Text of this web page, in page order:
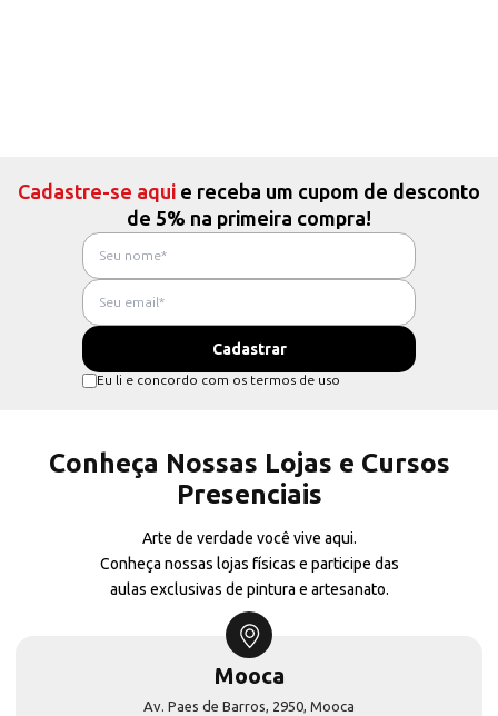
Cadastre-se aqui e receba um cupom de desconto
de 5% na primeira compra!
Eu li e concordo com os termos de uso
Conheça Nossas Lojas e Cursos
Presenciais
Arte de verdade você vive aqui.
Conheça nossas lojas físicas e participe das
aulas exclusivas de pintura e artesanato.
Mooca
Av. Paes de Barros, 2950, Mooca